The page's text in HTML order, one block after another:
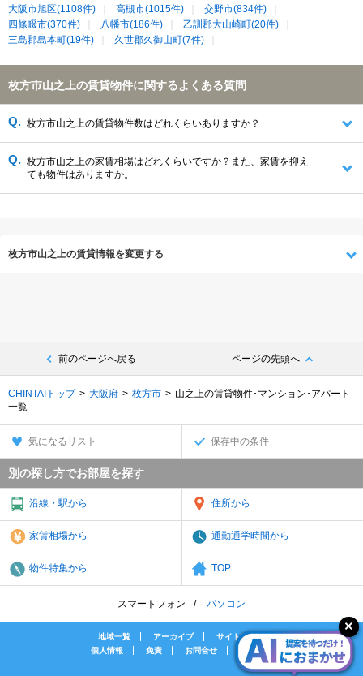
大阪市旭区(1108件)
高槻市(1015件)
交野市(834件)
四條畷市(370件)
八幡市(186件)
乙訓郡大山崎町(20件)
三島郡島本町(19件)
久世郡久御山町(7件)
枚方市山之上の賃貸物件に関するよくある質問
枚方市山之上の賃貸物件数はどれくらいありますか？
枚方市山之上の家賃相場はどれくらいですか？また、家賃を抑え
ても物件はありますか。
枚方市山之上の賃貸情報を変更する
前のページへ戻る ページの先頭へ
CHINTAIトップ 大阪府 枚方市
山之上の賃貸物件･マンション･アパート
一覧
気になるリスト 保存中の条件
別の探し方でお部屋を探す
沿線・駅から 住所から
家賃相場から 通勤通学時間から
物件特集から TOP
スマートフォン パソコン
地域一覧 アーカイブ
サイトマップ
個人情報
免責 お問合せ 会社案内